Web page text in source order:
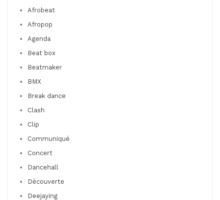
Afrobeat
Afropop
Agenda
Beat box
Beatmaker
BMX
Break dance
Clash
Clip
Communiqué
Concert
Dancehall
Découverte
Deejaying